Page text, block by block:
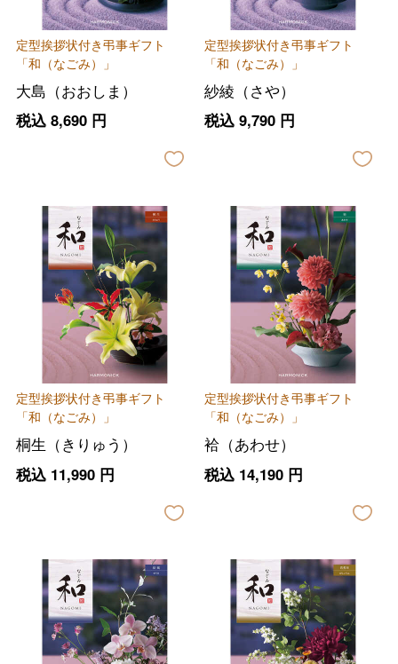
定型挨拶状付き弔事ギフト
「和（なごみ）」
大島（おおしま）
税込 8,690円
定型挨拶状付き弔事ギフト
「和（なごみ）」
紗綾（さや）
税込 9,790円
定型挨拶状付き弔事ギフト
「和（なごみ）」
桐生（きりゅう）
税込 11,990円
定型挨拶状付き弔事ギフト
「和（なごみ）」
袷（あわせ）
税込 14,190円